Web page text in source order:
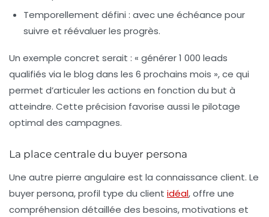
Temporellement défini : avec une échéance pour
suivre et réévaluer les progrès.
Un exemple concret serait : « générer 1 000 leads
qualifiés via le blog dans les 6 prochains mois », ce qui
permet d’articuler les actions en fonction du but à
atteindre. Cette précision favorise aussi le pilotage
optimal des campagnes.
La place centrale du buyer persona
Une autre pierre angulaire est la connaissance client. Le
buyer persona, profil type du client idéal, offre une
compréhension détaillée des besoins, motivations et